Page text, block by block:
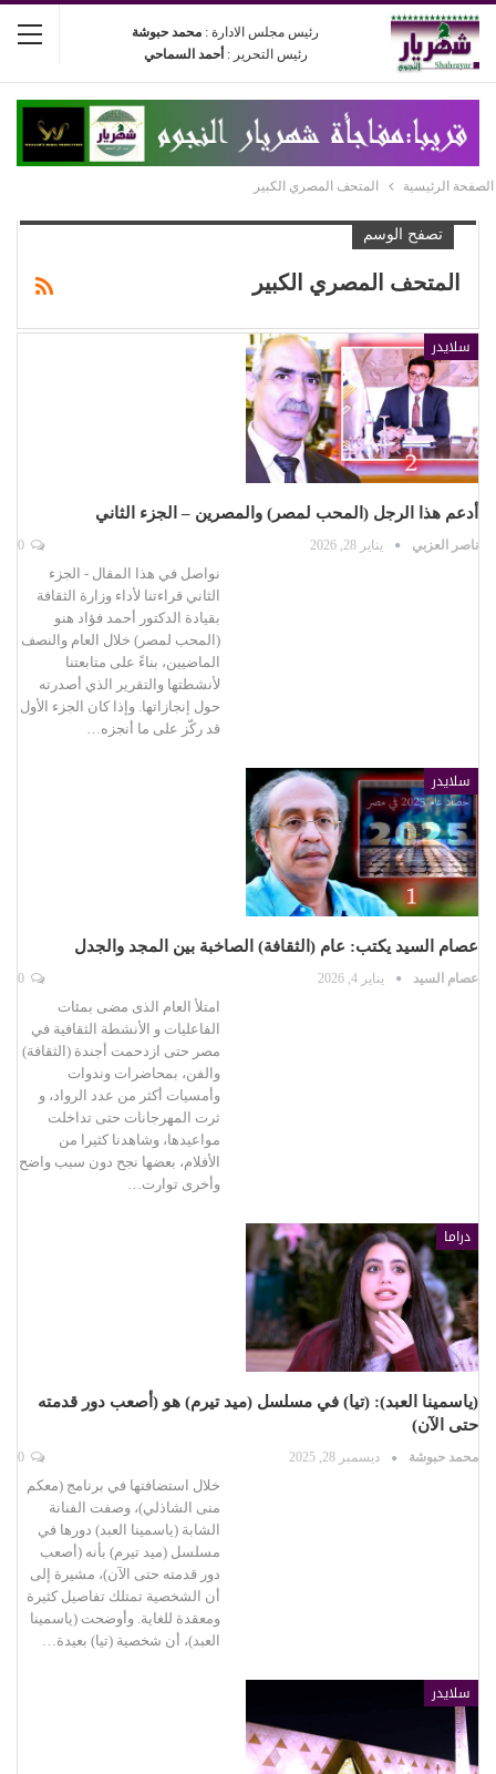
رئيس مجلس الادارة : محمد حبوشة
رئيس التحرير : أحمد السماحي
الصفحة الرئيسية المتحف المصري الكبير
تصفح الوسم
المتحف المصري الكبير
سلايدر
أدعم هذا الرجل (المحب لمصر) والمصرين – الجزء الثاني
ناصر العزبي يناير 28, 2026
نواصل في هذا المقال - الجزء
الثاني قراءتنا لأداء وزارة الثقافة
بقيادة الدكتور أحمد فؤاد هنو
(المحب لمصر) خلال العام والنصف
الماضيين، بناءً على متابعتنا
لأنشطتها والتقرير الذي أصدرته
حول إنجازاتها. وإذا كان الجزء الأول
قد ركّز على ما أنجزه…
سلايدر
عصام السيد يكتب: عام (الثقافة) الصاخبة بين المجد والجدل
عصام السيد يناير 4, 2026
امتلأ العام الذى مضى بمئات
الفاعليات و الأنشطة الثقافية في
مصر حتى ازدحمت أجندة (الثقافة)
والفن، بمحاضرات وندوات
وأمسيات أكثر من عدد الرواد، و
ثرت المهرجانات حتى تداخلت
مواعيدها، وشاهدنا كثيرا من
الأفلام، بعضها نجح دون سبب واضح
وأخرى توارت…
دراما
(ياسمينا العبد): (تيا) في مسلسل (ميد تيرم) هو (أصعب دور قدمته
حتى الآن)
محمد حبوشة ديسمبر 28, 2025
خلال استضافتها في برنامج (معكم
منى الشاذلي)، وصفت الفنانة
الشابة (ياسمينا العبد) دورها في
مسلسل (ميد تيرم) بأنه (أصعب
دور قدمته حتى الآن)، مشيرة إلى
أن الشخصية تمتلك تفاصيل كثيرة
ومعقدة للغاية. وأوضحت (ياسمينا
العبد)، أن شخصية (تيا) بعيدة…
سلايدر